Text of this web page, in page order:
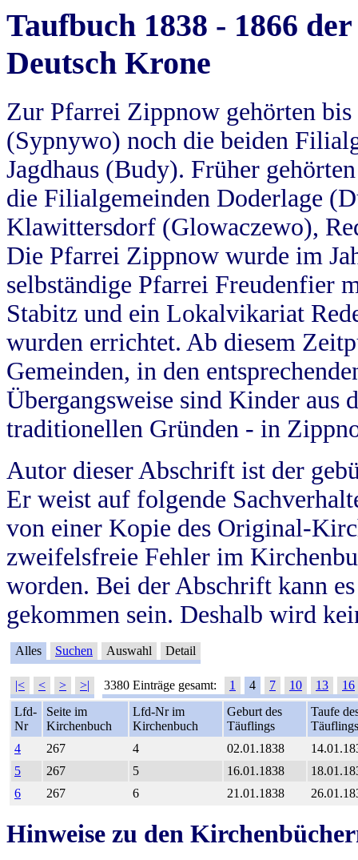
Taufbuch 1838 - 1866
Deutsch Krone
Zur Pfarrei Zippnow gehörten
(Sypnywo) noch die beiden
Jagdhaus (Budy). Früher
die Filialgemeinden Doderlage
Klawittersdorf (Glowaczewo),
Die Pfarrei Zippnow wurde im
selbständige Pfarrei Freudenfier
Stabitz und ein Lokalvikariat
wurden errichtet. Ab diesem
Gemeinden, in den
Übergangsweise sind Kinder aus
traditionellen Gründen - in
Autor dieser Abschrift ist der
Er weist auf folgende
von einer Kopie des Original-
zweifelsfreie Fehler im
worden. Bei der Abschrift kann
gekommen sein. Deshalb wird
Alles Suchen Auswahl Detail
|< < > >| 3380 Einträge gesamt: 1 4 7 10 13
16
Lfd-
Nr
Seite im
Kirchenbuch
Lfd-Nr im
Kirchenbuch
Geburt des
Täuflings
Taufe
Täuflings
4
267 4 02.01.1838
5
267 5 16.01.1838
6
267 6 21.01.1838
Hinweise zu den